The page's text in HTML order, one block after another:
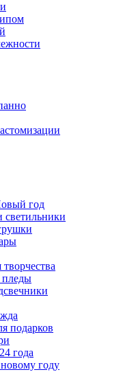
год
подарков
года
году